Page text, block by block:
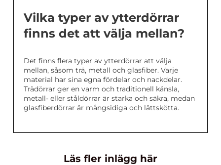
Vilka typer av ytterdörrar
finns det att välja mellan?
Det finns flera typer av ytterdörrar att välja
mellan, såsom trä, metall och glasfiber. Varje
material har sina egna fördelar och nackdelar.
Trädörrar ger en varm och traditionell känsla,
metall- eller ståldörrar är starka och säkra, medan
glasfiberdörrar är mångsidiga och lättskötta.
Läs fler inlägg här